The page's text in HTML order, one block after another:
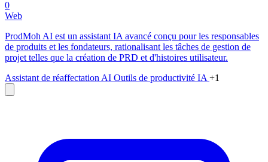
0
Web
ProdMoh AI est un assistant IA avancé conçu pour les responsables
de produits et les fondateurs, rationalisant les tâches de gestion de
projet telles que la création de PRD et d'histoires utilisateur.
Assistant de réaffectation AI Outils de productivité IA +1